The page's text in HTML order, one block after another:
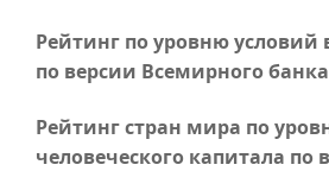
Рейтинг по уровню условий
по версии Всемирного банка
Рейтинг стран мира по
человеческого капитала по